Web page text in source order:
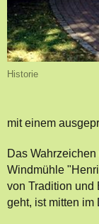
Historie
mit einem
Das
Windmühle
von Tradition und
geht, ist mitten im